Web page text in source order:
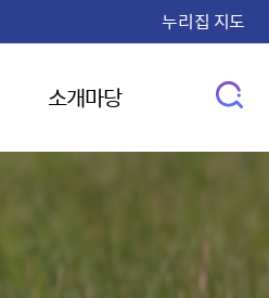
누리집 지도
소개마당